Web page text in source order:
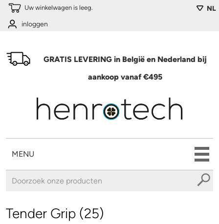
Overslaan en naar de algemene inhoud gaan NL
Uw winkelwagen is leeg.
inloggen
GRATIS LEVERING in België en Nederland bij
aankoop vanaf €495
MENU
Tender Grip (25)